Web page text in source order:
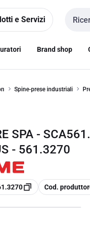
e Servizi
Cerca
Brand shop
Spine-prese industriali
SPA -
- 561.3270
copia
Cod.